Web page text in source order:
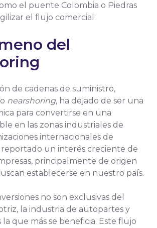
el puente Colombia o Piedras
el flujo comercial.
del
de cadenas de suministro,
nearshoring, ha dejado de ser una
para convertirse en una
en las zonas industriales de
internacionales de
un interés creciente de
principalmente de origen
establecerse en nuestro país.
no son exclusivas del
la industria de autopartes y
la que más se beneficia. Este flujo